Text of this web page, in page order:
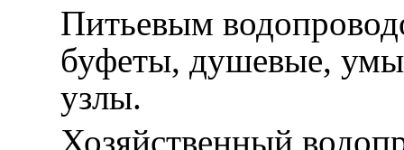
Питьевым
буфеты, душевые,
узлы.
Хозяйственный